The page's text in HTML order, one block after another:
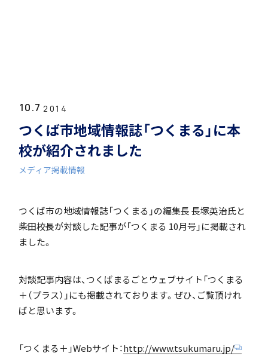
10.7 2014
つくば市地域情報誌「つくまる」に本
校が紹介されました
メディア掲載情報
つくば市の地域情報誌「つくまる」の編集長 長塚英治氏と
柴田校長が対談した記事が「つくまる 10月号」に掲載され
ました。
対談記事内容は、つくばまるごとウェブサイト「つくまる
＋（プラス）」にも掲載されております。ぜひ、ご覧頂けれ
ばと思います。
「つくまる＋」Webサイト：http://www.tsukumaru.jp/
学校長挨拶
「SDGs」の取り組みについて